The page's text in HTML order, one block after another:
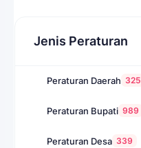
Jenis Peraturan
Peraturan Daerah 325
Peraturan Bupati 989
Peraturan Desa 339